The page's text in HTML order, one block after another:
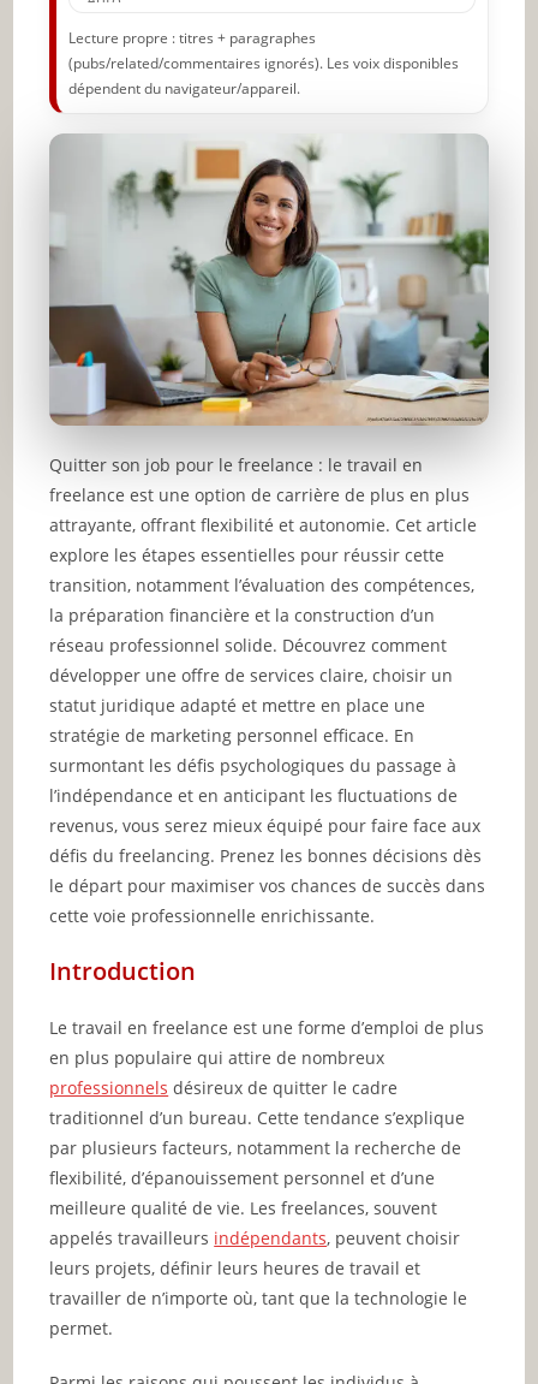
Lecture propre : titres + paragraphes
(pubs/related/commentaires ignorés). Les voix disponibles
dépendent du navigateur/appareil.
Quitter son job pour le freelance : le travail en
freelance est une option de carrière de plus en plus
attrayante, offrant flexibilité et autonomie. Cet article
explore les étapes essentielles pour réussir cette
transition, notamment l’évaluation des compétences,
la préparation financière et la construction d’un
réseau professionnel solide. Découvrez comment
développer une offre de services claire, choisir un
statut juridique adapté et mettre en place une
stratégie de marketing personnel efficace. En
surmontant les défis psychologiques du passage à
l’indépendance et en anticipant les fluctuations de
revenus, vous serez mieux équipé pour faire face aux
défis du freelancing. Prenez les bonnes décisions dès
le départ pour maximiser vos chances de succès dans
cette voie professionnelle enrichissante.
Introduction
Le travail en freelance est une forme d’emploi de plus
en plus populaire qui attire de nombreux
professionnels désireux de quitter le cadre
traditionnel d’un bureau. Cette tendance s’explique
par plusieurs facteurs, notamment la recherche de
flexibilité, d’épanouissement personnel et d’une
meilleure qualité de vie. Les freelances, souvent
appelés travailleurs indépendants, peuvent choisir
leurs projets, définir leurs heures de travail et
travailler de n’importe où, tant que la technologie le
permet.